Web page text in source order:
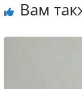
e
b
e
n
Вам